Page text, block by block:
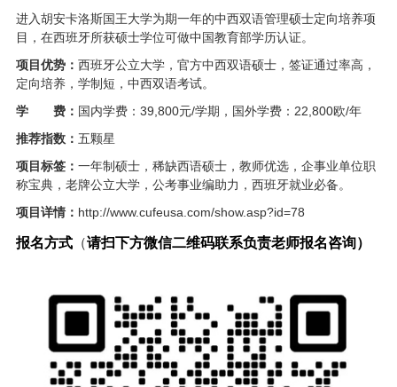
进入胡安卡洛斯国王大学为期一年的中西双语管理硕士定向培养项
目，在西班牙所获硕士学位可做中国教育部学历认证。
项目优势： 西班牙公立大学，官方中西双语硕士，签证通过率高，
定向培养，学制短，中西双语考试。
学 费： 国内学费：39,800元/学期，国外学费：22,800欧/年
推荐指数： 五颗星
项目标签： 一年制硕士，稀缺西语硕士，教师优选，企事业单位职
称宝典，老牌公立大学，公考事业编助力，西班牙就业必备。
项目详情： http://www.cufeusa.com/show.asp?id=78
报名方式（请扫下方微信二维码联系负责老师报名咨询）